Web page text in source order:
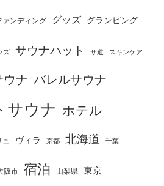
ァンディング グッズ グランピング
ズ サウナハット サ道 スキンケア
ウナ バレルサウナ
サウナ ホテル
ュ ヴィラ 京都 北海道 千葉
阪市 宿泊 山梨県 東京